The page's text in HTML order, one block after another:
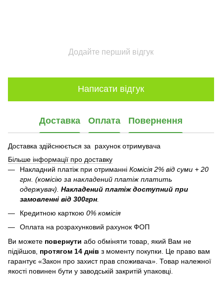
Додайте перший відгук
Написати відгук
Доставка Оплата Повернення
Доставка здійснюється за рахунок отримувача
Більше інформації про доставку
Накладний платіж при отриманні Комісія 2% від суми + 20
грн. (комісію за накладений платіж платить
одержувач). Накладений платіж доступний при
замовленні від 300грн
Кредитною карткою 0% комісія
Оплата на розрахунковий рахунок ФОП
Ви можете повернути або обміняти товар, який Вам не
підійшов, протягом 14 днів з моменту покупки. Це право вам
гарантує «Закон про захист прав споживача». Товар належної
якості повинен бути у заводській закритій упаковці.